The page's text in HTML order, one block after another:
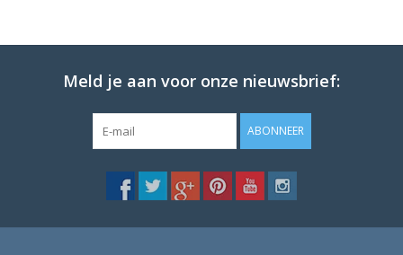
Meld je aan voor onze nieuwsbrief:
ABONNEER